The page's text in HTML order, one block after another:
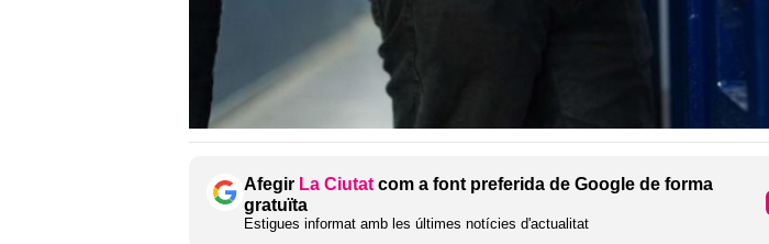
Afegir La Ciutat com a font preferida de Google de forma
gratuïta
Estigues informat amb les últimes notícies d'actualitat